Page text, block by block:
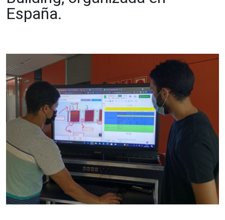
España.